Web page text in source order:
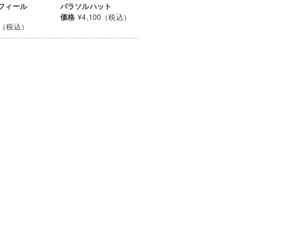
ィール
税込）
パラソルハット
価格 ¥4,100（税込）